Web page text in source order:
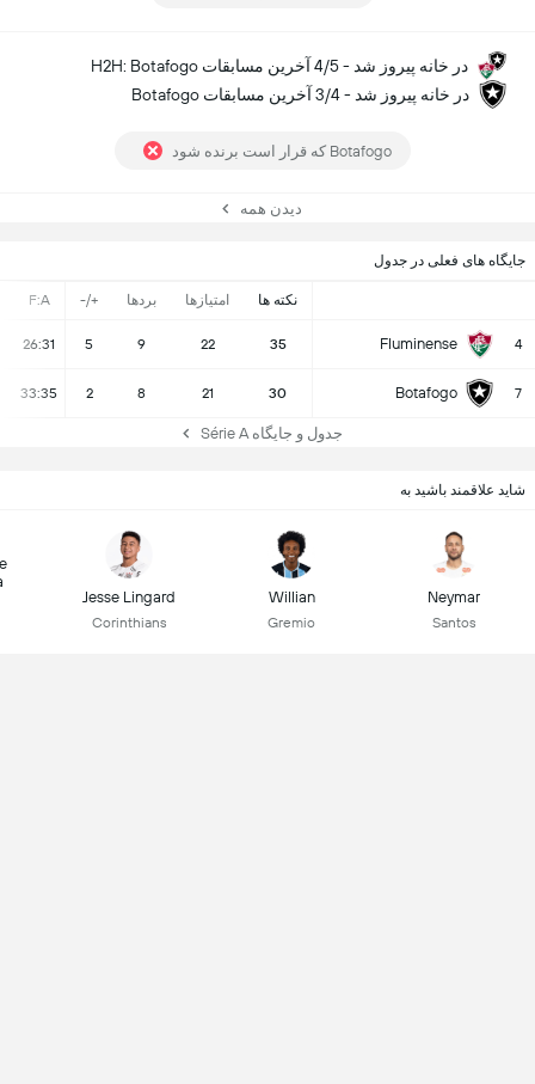
جایگاه های فعلی در جدول
نکته ها امتیازها بردها +/-
F:A
4
Fluminense
35
22
9
5
26:31
7
Botafogo
30
21
8
2
33:35
جدول و جایگاه Série A
H2H: Botafogo در خانه پیروز شد - 4/5 آخرین مسابقات
Botafogo در خانه پیروز شد - 3/4 آخرین مسابقات
Botafogo که قرار است برنده شود
دیدن همه
شاید علاقمند باشید به
Neymar
Santos
Willian
Gremio
Jesse Lingard
Corinthians